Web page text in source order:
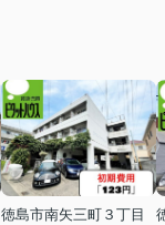
徳島市南矢三町３丁目